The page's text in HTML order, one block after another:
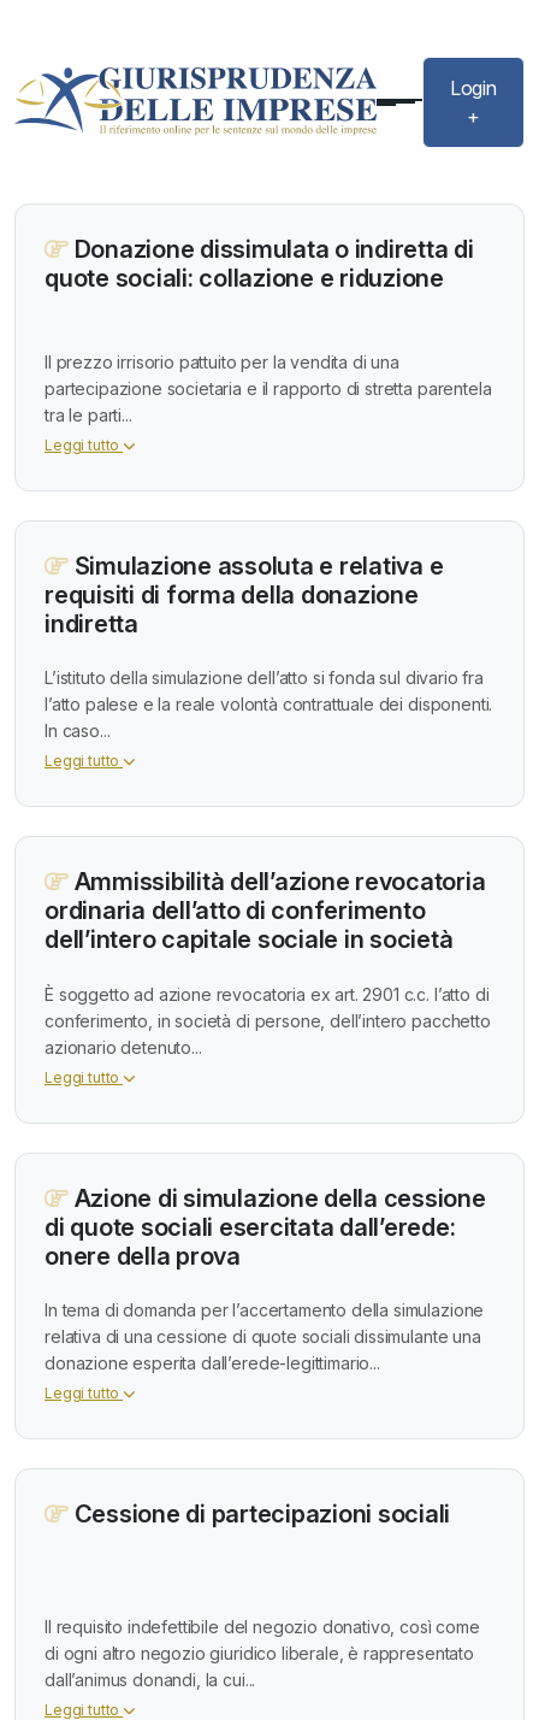
Login
+
Donazione dissimulata o indiretta di
quote sociali: collazione e riduzione
Il prezzo irrisorio pattuito per la vendita di una
partecipazione societaria e il rapporto di stretta parentela
tra le parti...
Leggi tutto
Simulazione assoluta e relativa e
requisiti di forma della donazione
indiretta
L’istituto della simulazione dell’atto si fonda sul divario fra
l’atto palese e la reale volontà contrattuale dei disponenti.
In caso...
Leggi tutto
Ammissibilità dell’azione revocatoria
ordinaria dell’atto di conferimento
dell’intero capitale sociale in società
È soggetto ad azione revocatoria ex art. 2901 c.c. l’atto di
conferimento, in società di persone, dell’intero pacchetto
azionario detenuto...
Leggi tutto
Azione di simulazione della cessione
di quote sociali esercitata dall’erede:
onere della prova
In tema di domanda per l’accertamento della simulazione
relativa di una cessione di quote sociali dissimulante una
donazione esperita dall’erede-legittimario...
Leggi tutto
Cessione di partecipazioni sociali
Il requisito indefettibile del negozio donativo, così come
di ogni altro negozio giuridico liberale, è rappresentato
dall’animus donandi, la cui...
Leggi tutto